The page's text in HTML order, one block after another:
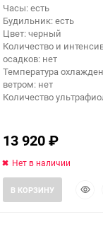
Часы: есть
Будильник: есть
Цвет: черный
Количество и
осадков: нет
Температура
ветром: нет
Количество
13 920₽
Нет в наличии
В КОРЗИНУ